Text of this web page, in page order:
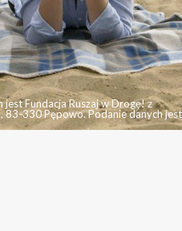
Fundacja Ruszaj w Drogę! z
83-330 Pępowo. Podanie danych jest